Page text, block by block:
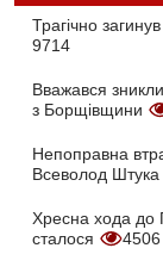
Трагічно
9714
Вважався
з Борщівщини
Непоправна
Всеволод Штука
Хресна хода до
сталося
4506